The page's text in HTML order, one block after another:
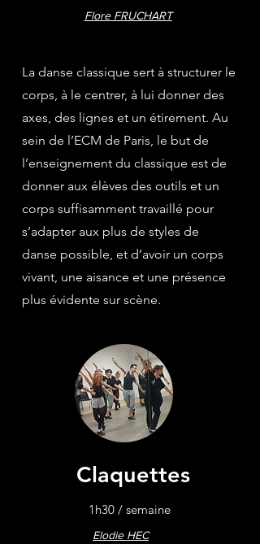
Flore FRUCHART
La danse classique sert à structurer le
corps, à le centrer, à lui donner des
axes, des lignes et un étirement. Au
sein de l’ECM de Paris, le but de
l’enseignement du classique est de
donner aux élèves des outils et un
corps suffisamment travaillé pour
s’adapter aux plus de styles de
danse possible, et d’avoir un corps
vivant, une aisance et une présence
plus évidente sur scène.
Claquettes
1h30 / semaine
Elodie HEC